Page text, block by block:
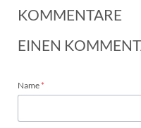
KOMMENTARE
EINEN
Pflichtfeld
Name*